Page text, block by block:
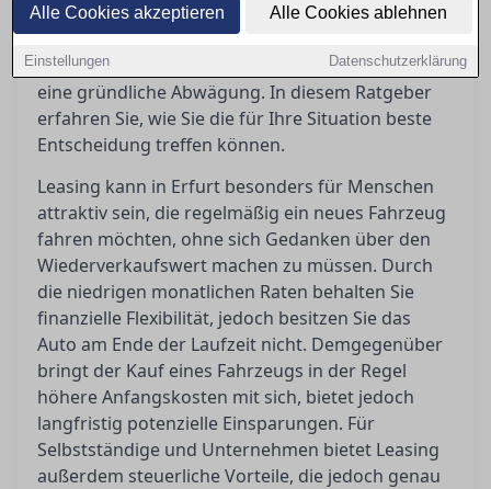
Alle Cookies akzeptieren Alle Cookies ablehnen
Einstellungen Datenschutzerklärung
langfristige Vorteile und volle Eigentümerschaft.
Die Gesamtkosten, steuerlichen Aspekte und
individuellen Nutzungspläne erfordern jedoch
eine gründliche Abwägung. In diesem Ratgeber
erfahren Sie, wie Sie die für Ihre Situation beste
Entscheidung treffen können.
Leasing kann in Erfurt besonders für Menschen
attraktiv sein, die regelmäßig ein neues Fahrzeug
fahren möchten, ohne sich Gedanken über den
Wiederverkaufswert machen zu müssen. Durch
die niedrigen monatlichen Raten behalten Sie
finanzielle Flexibilität, jedoch besitzen Sie das
Auto am Ende der Laufzeit nicht. Demgegenüber
bringt der Kauf eines Fahrzeugs in der Regel
höhere Anfangskosten mit sich, bietet jedoch
langfristig potenzielle Einsparungen. Für
Selbstständige und Unternehmen bietet Leasing
außerdem steuerliche Vorteile, die jedoch genau